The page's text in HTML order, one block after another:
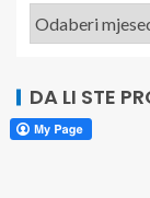
DA LI STE